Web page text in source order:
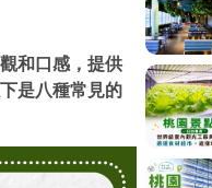
和口感，提供
是八種常見的